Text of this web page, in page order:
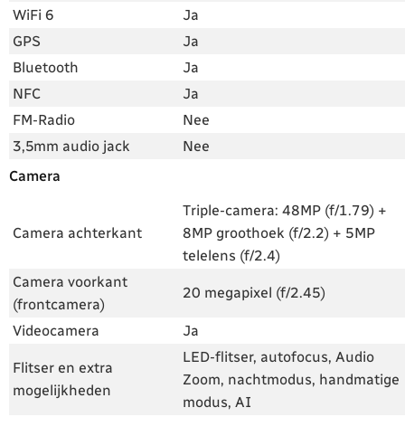
WiFi 6
Ja
GPS
Ja
Bluetooth
Ja
NFC
Ja
FM-Radio
Nee
3,5mm audio jack
Nee
Camera
Camera achterkant
Triple-camera: 48MP (f/1.79) +
8MP groothoek (f/2.2) + 5MP
telelens (f/2.4)
Camera voorkant
(frontcamera)
20 megapixel (f/2.45)
Videocamera Ja
Flitser en extra
mogelijkheden
LED-flitser, autofocus, Audio
Zoom, nachtmodus, handmatige
modus, AI